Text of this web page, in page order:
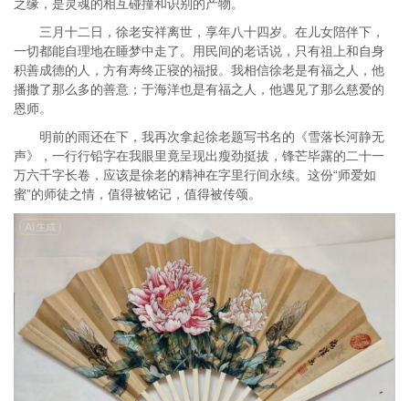
之缘，是灵魂的相互碰撞和识别的产物。
三月十二日，徐老安祥离世，享年八十四岁。在儿女陪伴下，
一切都能自理地在睡梦中走了。用民间的老话说，只有祖上和自身
积善成德的人，方有寿终正寝的福报。我相信徐老是有福之人，他
播撒了那么多的善意；于海洋也是有福之人，他遇见了那么慈爱的
恩师。
明前的雨还在下，我再次拿起徐老题写书名的《雪落长河静无
声》，一行行铅字在我眼里竟呈现出瘦劲挺拔，锋芒毕露的二十一
万六千字长卷，应该是徐老的精神在字里行间永续。这份“师爱如
蜜”的师徒之情，值得被铭记，值得被传颂。